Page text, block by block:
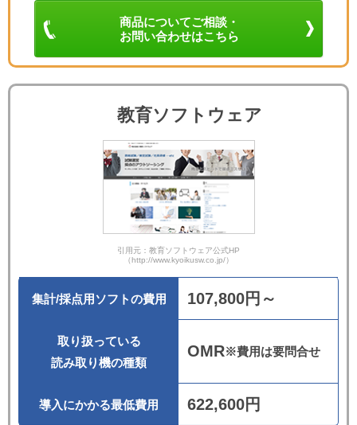
商品についてご相談・
お問い合わせはこちら
教育ソフトウェア
引用元：教育ソフトウェア公式HP
（http://www.kyoikusw.co.jp/）
集計/採点用ソフトの費用 107,800円～
取り扱っている
読み取り機の種類
OMR※費用は要問合せ
導入にかかる最低費用 622,600円